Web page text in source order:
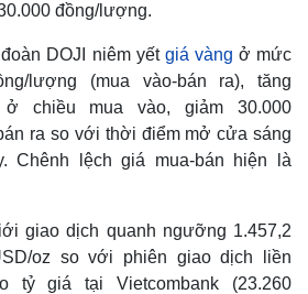
đồng/lượng.
DOJI niêm yết giá vàng ở mức
lượng (mua vào-bán ra), tăng
ở chiều mua vào, giảm 30.000
ra so với thời điểm mở cửa sáng
Chênh lệch giá mua-bán hiện là
giao dịch quanh ngưỡng 1.457,2
oz so với phiên giao dịch liền
tỷ giá tại Vietcombank (23.260